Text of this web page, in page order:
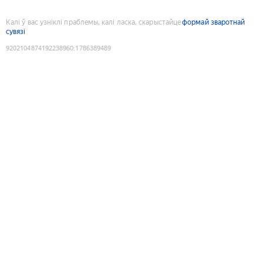
Калі ў вас узніклі праблемы, калі ласка, скарыстайцеформай зваротнай
сувязі
9202104874192238960:1786389489